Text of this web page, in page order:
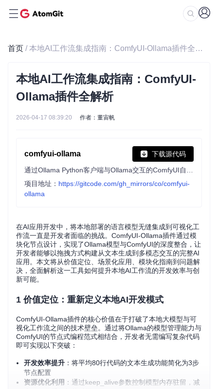
首页 / 本地AI工作流集成指南：ComfyUI-Ollama插件全解析
本地AI工作流集成指南：ComfyUI-
Ollama插件全解析
2026-04-17 08:39:20 作者：董宙帆
comfyui-ollama 下载源代码
项目地址： https://gitcode.com/gh_mirrors/co/comfyui-
ollama
在AI应用开发中，将本地部署的语言模型无缝集成到可视化工
作流一直是开发者面临的挑战。ComfyUI-Ollama插件通过模
块化节点设计，实现了Ollama模型与ComfyUI的深度整合，让
开发者能够以拖拽方式构建从文本生成到多模态交互的完整AI
应用。本文将从价值定位、场景化应用、模块化指南到问题解
决，全面解析这一工具如何提升本地AI工作流的开发效率与创
新可能。
1 价值定位：重新定义本地AI开发模式
ComfyUI-Ollama插件的核心价值在于打破了本地大模型与可
视化工作流之间的技术壁垒。通过将Ollama的模型管理能力与
ComfyUI的节点式编程范式相结合，开发者无需编写复杂代码
即可实现以下突破：
开发效率提升 ：将平均80行代码的文本生成功能简化为3步
节点配置
资源优化利用 ：通过keep_alive参数控制模型内存驻留，减